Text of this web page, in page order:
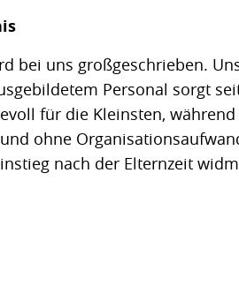
bei uns großgeschrieben.
Personal sorgt
für die Kleinsten, während
ohne
nach der Elternzeit